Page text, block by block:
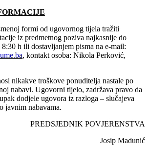
formi od ugovornog tijela tražiti
iz predmetnog poziva najkasnije do
h ili dostavljanjem pisma na e-mail:
, kontakt osoba: Nikola Perković,
nikakve troškove ponuditelja nastale po
nabavi. Ugovorni tijelo, zadržava pravo da
dodjele ugovora iz razloga – slučajeva
javnim nabavama.
PREDSJEDNIK POVJERENSTVA
Josip Madunić